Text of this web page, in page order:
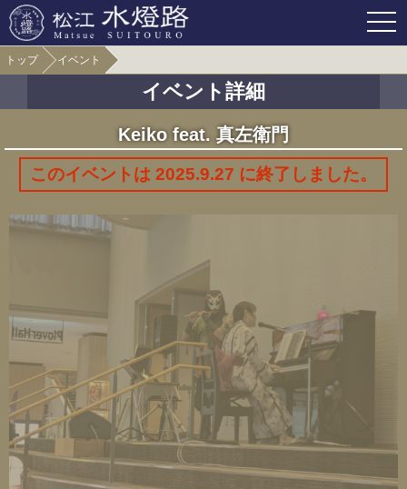
トップ イベント
イベント詳細
Keiko feat. 真左衛門
このイベントは 2025.9.27 に終了しました。